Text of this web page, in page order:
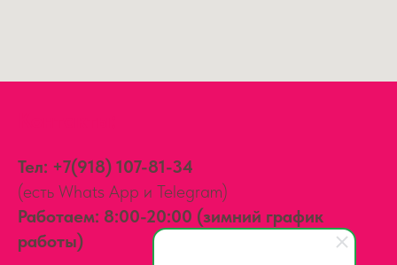
Тел: +7(918) 107-81-34
(есть Whats App и Telegram)
Работаем: 8:00-20:00 (зимний график
работы)